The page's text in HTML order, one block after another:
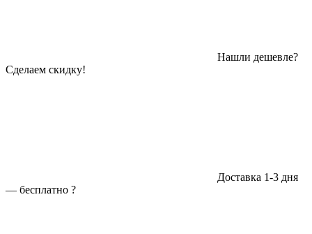
Нашли дешевле?
Сделаем скидку!
Доставка 1-3 дня
— бесплатно ?